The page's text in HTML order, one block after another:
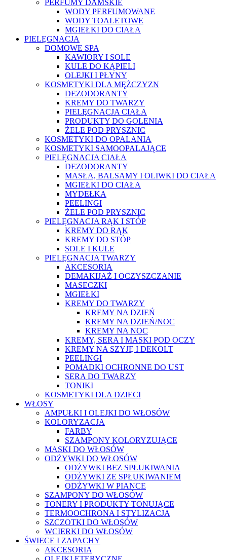
PERFUMY DAMSKIE
WODY PERFUMOWANE
WODY TOALETOWE
MGIEŁKI DO CIAŁA
PIELĘGNACJA
DOMOWE SPA
KAWIORY I SOLE
KULE DO KĄPIELI
OLEJKI I PŁYNY
KOSMETYKI DLA MĘŻCZYZN
DEZODORANTY
KREMY DO TWARZY
PIELĘGNACJA CIAŁA
PRODUKTY DO GOLENIA
ŻELE POD PRYSZNIC
KOSMETYKI DO OPALANIA
KOSMETYKI SAMOOPALAJĄCE
PIELĘGNACJA CIAŁA
DEZODORANTY
MASŁA, BALSAMY I OLIWKI DO CIAŁA
MGIEŁKI DO CIAŁA
MYDEŁKA
PEELINGI
ŻELE POD PRYSZNIC
PIELĘGNACJA RĄK I STÓP
KREMY DO RĄK
KREMY DO STÓP
SOLE I KULE
PIELĘGNACJA TWARZY
AKCESORIA
DEMAKIJAŻ I OCZYSZCZANIE
MASECZKI
MGIEŁKI
KREMY DO TWARZY
KREMY NA DZIEŃ
KREMY NA DZIEŃ/NOC
KREMY NA NOC
KREMY, SERA I MASKI POD OCZY
KREMY NA SZYJĘ I DEKOLT
PEELINGI
POMADKI OCHRONNE DO UST
SERA DO TWARZY
TONIKI
KOSMETYKI DLA DZIECI
WŁOSY
AMPUŁKI I OLEJKI DO WŁOSÓW
KOLORYZACJA
FARBY
SZAMPONY KOLORYZUJĄCE
MASKI DO WŁOSÓW
ODŻYWKI DO WŁOSÓW
ODŻYWKI BEZ SPŁUKIWANIA
ODŻYWKI ZE SPŁUKIWANIEM
ODŻYWKI W PIANCE
SZAMPONY DO WŁOSÓW
TONERY I PRODUKTY TONUJĄCE
TERMOOCHRONA I STYLIZACJA
SZCZOTKI DO WŁOSÓW
WCIERKI DO WŁOSÓW
ŚWIECE I ZAPACHY
AKCESORIA